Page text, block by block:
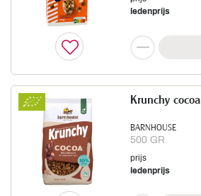
ledenprijs
BARNHOUSE
500 GR
Krunchy cocoa
prijs
ledenprijs